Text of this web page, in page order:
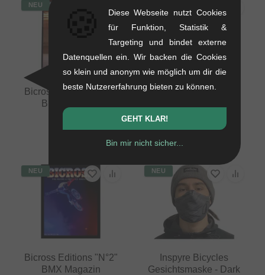
NEU
Bicross Editions "N°5"
BMX Magazin
16.76EUR
Bicross Editions "N°7"
16.76EUR
NEU
Bicross Editions "N°2"
BMX Magazin
NEU
Inspyre Bicycles
Gesichtsmaske - Dark
Diese Webseite nutzt Cookies
für Funktion, Statistik &
Targeting und bindet externe
Datenquellen ein. Wir backen die Cookies
so klein und anonym wie möglich um dir die
beste Nutzererfahrung bieten zu können.
GEHT KLAR!
Bin mir nicht sicher...